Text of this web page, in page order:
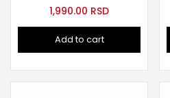
1,990.00 RSD
Add to cart